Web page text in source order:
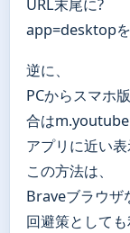
URL末尾に?
app=desktopを
逆に、
PCからスマホ
合は
アプリに近い
この方法は、
Braveブラウザ
回避策としても